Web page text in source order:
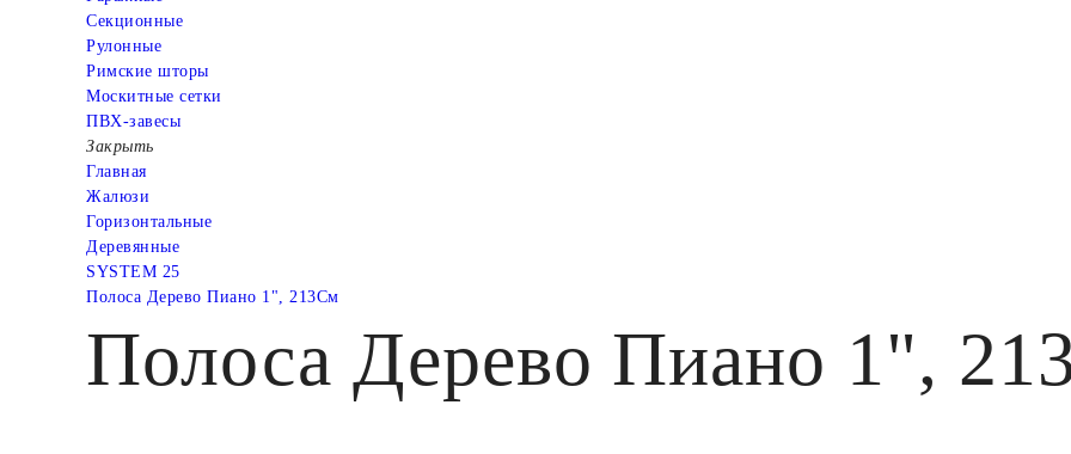
Cекционные
Рулонные
Римские шторы
Москитные сетки
ПВХ-завесы
Закрыть
Главная
Жалюзи
Горизонтальные
Деревянные
SYSTEM 25
Полоса Дерево Пиано 1", 213См
Полоса Дерево Пиано 1",